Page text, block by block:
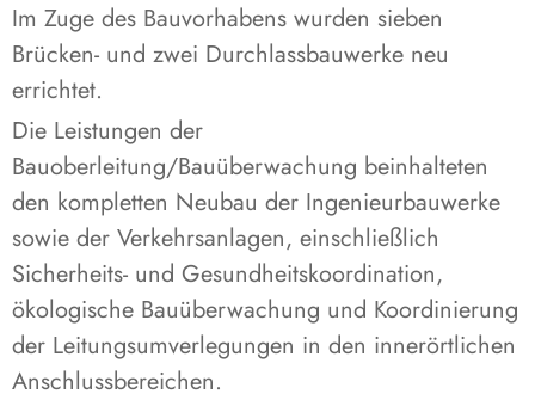
Im Zuge des Bauvorhabens wurden sieben
Brücken- und zwei Durchlassbauwerke neu
errichtet.
Die Leistungen der
Bauoberleitung/Bauüberwachung beinhalteten
den kompletten Neubau der Ingenieurbauwerke
sowie der Verkehrsanlagen, einschließlich
Sicherheits- und Gesundheitskoordination,
ökologische Bauüberwachung und Koordinierung
der Leitungsumverlegungen in den innerörtlichen
Anschlussbereichen.